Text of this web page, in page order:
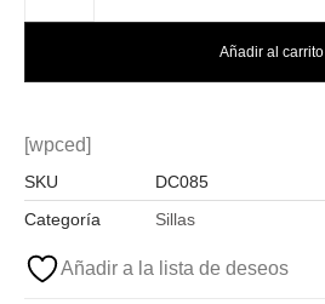
Añadir al carrito
[wpced]
SKU
DC085
Categoría
Sillas
Añadir a la lista de deseos